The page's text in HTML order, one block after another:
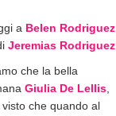
a Belen Rodriguez
Jeremias Rodriguez
che la bella
Giulia De Lellis
che quando al